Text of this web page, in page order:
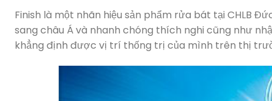
Finish là một nhãn hiệu sản phẩm rửa bát tại CHLB
sang châu Á và nhanh chóng thích nghi cũng như
khẳng định được vị trí thống trị của mình trên thị